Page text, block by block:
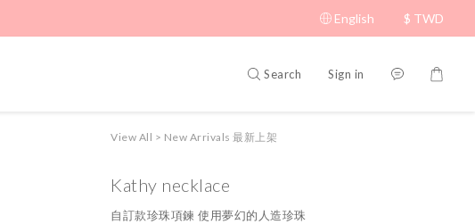
English $ TWD
Search Sign in
View All > New Arrivals 最新上架
Kathy necklace
自訂款珍珠項鍊 使用夢幻的人造珍珠